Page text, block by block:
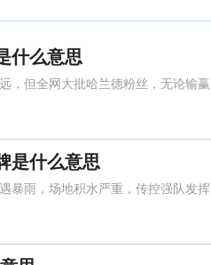
什么意思
但全网大批哈兰德粉丝，无论输赢
是什么意思
雨，场地积水严重，传控强队发挥